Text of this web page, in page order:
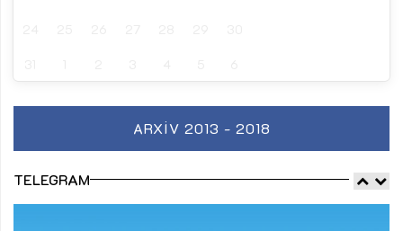
ARXIV 2013 - 2018
TELEGRAM